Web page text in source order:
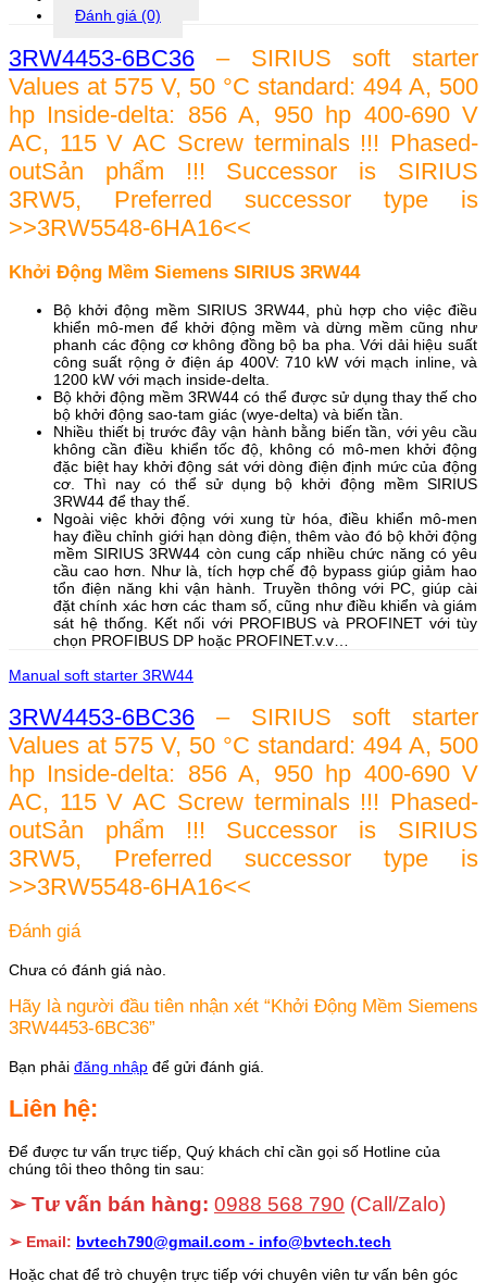
Đánh giá (0)
3RW4453-6BC36 – SIRIUS soft starter
Values at 575 V, 50 °C standard: 494 A, 500
hp Inside-delta: 856 A, 950 hp 400-690 V
AC, 115 V AC Screw terminals !!! Phased-
outSản phẩm !!! Successor is SIRIUS
3RW5, Preferred successor type is
>>3RW5548-6HA16<<
Khởi Động Mềm Siemens SIRIUS 3RW44
Bộ khởi động mềm SIRIUS 3RW44, phù hợp cho việc điều
khiển mô-men để khởi động mềm và dừng mềm cũng như
phanh các động cơ không đồng bộ ba pha. Với dải hiệu suất
công suất rộng ở điện áp 400V: 710 kW với mạch inline, và
1200 kW với mạch inside-delta.
Bộ khởi động mềm 3RW44 có thể được sử dụng thay thế cho
bộ khởi động sao-tam giác (wye-delta) và biến tần.
Nhiều thiết bị trước đây vận hành bằng biến tần, với yêu cầu
không cần điều khiển tốc độ, không có mô-men khởi động
đặc biệt hay khởi động sát với dòng điện định mức của động
cơ. Thì nay có thể sử dụng bộ khởi động mềm SIRIUS
3RW44 để thay thế.
Ngoài việc khởi động với xung từ hóa, điều khiển mô-men
hay điều chỉnh giới hạn dòng điện, thêm vào đó bộ khởi động
mềm SIRIUS 3RW44 còn cung cấp nhiều chức năng có yêu
cầu cao hơn. Như là, tích hợp chế độ bypass giúp giảm hao
tổn điện năng khi vận hành. Truyền thông với PC, giúp cài
đặt chính xác hơn các tham số, cũng như điều khiển và giám
sát hệ thống. Kết nối với PROFIBUS và PROFINET với tùy
chọn PROFIBUS DP hoặc PROFINET.v.v…
Manual soft starter 3RW44
3RW4453-6BC36 – SIRIUS soft starter
Values at 575 V, 50 °C standard: 494 A, 500
hp Inside-delta: 856 A, 950 hp 400-690 V
AC, 115 V AC Screw terminals !!! Phased-
outSản phẩm !!! Successor is SIRIUS
3RW5, Preferred successor type is
>>3RW5548-6HA16<<
Đánh giá
Chưa có đánh giá nào.
Hãy là người đầu tiên nhận xét “Khởi Động Mềm Siemens
3RW4453-6BC36”
Bạn phải đăng nhập để gửi đánh giá.
Liên hệ:
Để được tư vấn trực tiếp, Quý khách chỉ cần gọi số Hotline của
chúng tôi theo thông tin sau:
➢ Tư vấn bán hàng: 0988 568 790 (Call/Zalo)
➢ Email: bvtech790@gmail.com - info@bvtech.tech
Hoặc chat để trò chuyện trực tiếp với chuyên viên tư vấn bên góc